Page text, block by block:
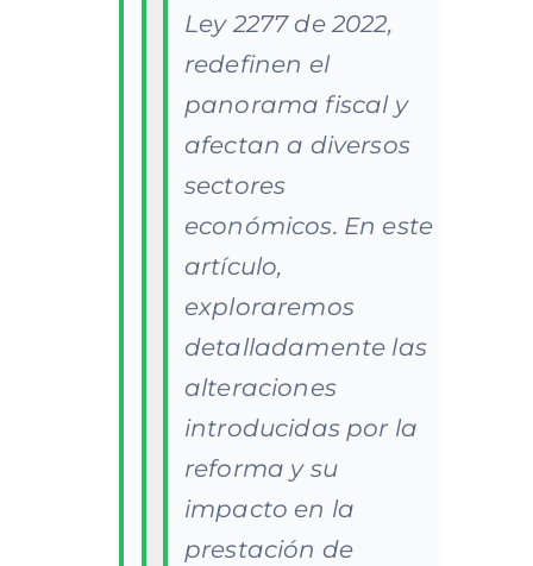
Ley 2277 de 2022,
redefinen el
panorama fiscal y
afectan a diversos
sectores
económicos. En este
artículo,
exploraremos
detalladamente las
alteraciones
introducidas por la
reforma y su
impacto en la
prestación de